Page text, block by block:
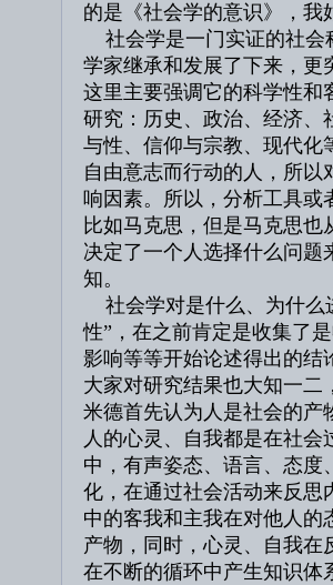
的是《社会学的意识》，我
社会学是一门实证的社会
学家继承和发展了下来，更
这里主要强调它的科学性和
研究：历史、政治、经济、
与性、信仰与宗教、现代化
自由意志而行动的人，所
响因素。所以，分析工具或
比如马克思，但是马克思
决定了一个人选择什么问题
知。
社会学对是什么、为什么
性”，在之前肯定是收集了
影响等等开始论述得出的结
大家对研究结果也大知一二
米德首先认为人是社会的产
人的心灵、自我都是在社
中，有声姿态、语言、态度
化，在通过社会活动来反思
中的客我和主我在对他人的
产物，同时，心灵、自我在
在不断的循环中产生知识体